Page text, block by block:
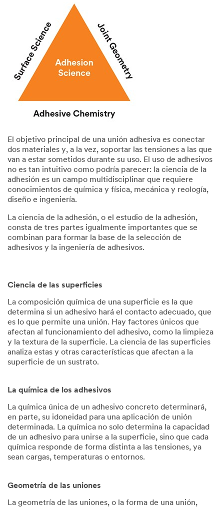
El objetivo principal de una unión adhesiva es conectar
dos materiales y, a la vez, soportar las tensiones a las que
van a estar sometidos durante su uso. El uso de adhesivos
no es tan intuitivo como podría parecer: la ciencia de la
adhesión es un campo multidisciplinar que requiere
conocimientos de química y física, mecánica y reología,
diseño e ingeniería.
La ciencia de la adhesión, o el estudio de la adhesión,
consta de tres partes igualmente importantes que se
combinan para formar la base de la selección de
adhesivos y la ingeniería de adhesivos.
Ciencia de las superficies
La composición química de una superficie es la que
determina si un adhesivo hará el contacto adecuado, que
es lo que permite una unión. Hay factores únicos que
afectan al funcionamiento del adhesivo, como la limpieza
y la textura de la superficie. La ciencia de las superficies
analiza estas y otras características que afectan a la
superficie de un sustrato.
La química de los adhesivos
La química única de un adhesivo concreto determinará,
en parte, su idoneidad para una aplicación de unión
determinada. La química no solo determina la capacidad
de un adhesivo para unirse a la superficie, sino que cada
química responde de forma distinta a las tensiones, ya
sean cargas, temperaturas o entornos.
Geometría de las uniones
La geometría de las uniones, o la forma de una unión,